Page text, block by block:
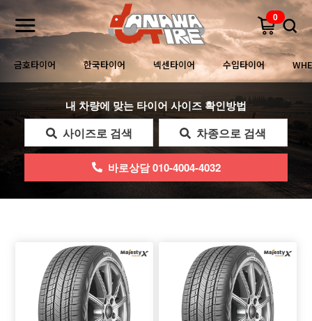
0
금호타이어 한국타이어 넥센타이어 수입타이어
내 차량에 맞는 타이어 사이즈 확인방법
사이즈로 검색 차종으로 검색
바로상담 010-4004-4032